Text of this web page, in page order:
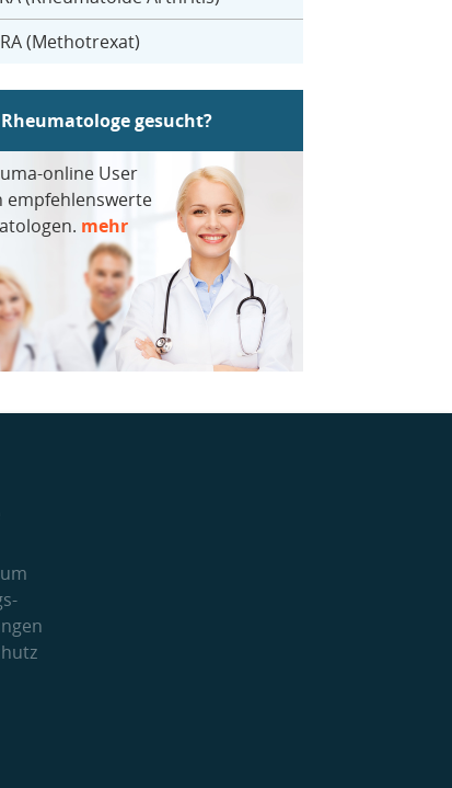
(Methotrexat)
Rheumatologe gesucht?
online User
empfehlenswerte
mehr